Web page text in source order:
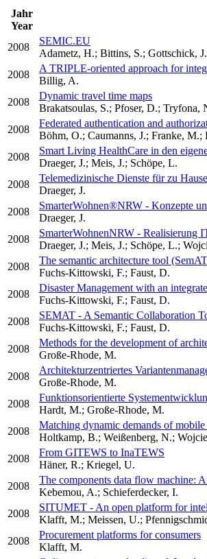
Jahr
Year
2008
SEMIC.EU
Adametz, H.; Bittins, S.; Gottschick, J.
2008
A TRIPLE-oriented approach for
Billig, A.
2008
Dynamic travel time maps
Brakatsoulas, S.; Pfoser, D.; Tryfona,
2008
Federated authentication and
Böhm, O.; Caumanns, J.; Franke, M.;
2008
Smart Living HealthCare in den
Draeger, J.; Meis, J.; Schöpe, L.
2008
Telemedizinische Dienste für zu
Draeger, J.
2008
SmarterWohnen®NRW - Konzepte
Draeger, J.
2008
SmarterWohnenNRW - Realisierung
Draeger, J.; Meis, J.; Schöpe, L.;
2008
The semantic architecture tool
Fuchs-Kittowski, F.; Faust, D.
2008
Disaster Management with an
Fuchs-Kittowski, F.; Faust, D.
2008
SEMAT - A Semantic Collaboration
Fuchs-Kittowski, F.; Faust, D.
2008
Methods for the development of
Große-Rhode, M.
2008
Architekturzentriertes
Große-Rhode, M.
2008
Funktionsorientierte
Hardt, M.; Große-Rhode, M.
2008
Matching dynamic demands of
Holtkamp, B.; Weißenberg, N.;
2008
From GITEWS to InaTEWS
Häner, R.; Kriegel, U.
2008
The components data flow machine:
Kebemou, A.; Schieferdecker, I.
2008
SITUMET - An open platform for
Klafft, M.; Meissen, U.;
2008
Procurement platforms for consumers
Klafft, M.